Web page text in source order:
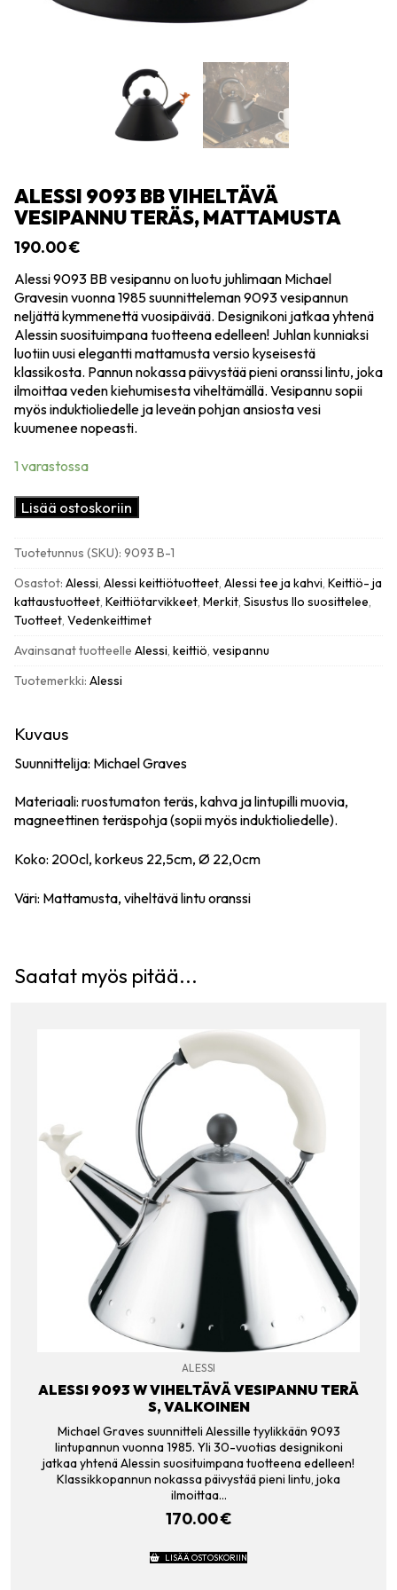
ALESSI 9093 BB VIHELTÄVÄ
VESIPANNU TERÄS, MATTAMUSTA
190.00€
Alessi 9093 BB vesipannu on luotu juhlimaan Michael
Gravesin vuonna 1985 suunnitteleman 9093 vesipannun
neljättä kymmenettä vuosipäivää. Designikoni jatkaa yhtenä
Alessin suosituimpana tuotteena edelleen! Juhlan kunniaksi
luotiin uusi elegantti mattamusta versio kyseisestä
klassikosta. Pannun nokassa päivystää pieni oranssi lintu, joka
ilmoittaa veden kiehumisesta viheltämällä. Vesipannu sopii
myös induktioliedelle ja leveän pohjan ansiosta vesi
kuumenee nopeasti.
1 varastossa
Alessi
9093
viheltävä
vesipannu
teräs,
mattamusta
Lisää ostoskoriin
Tuotetunnus (SKU): 9093 B-1
Osastot: Alessi, Alessi keittiötuotteet, Alessi tee ja kahvi, Keittiö- ja
kattaustuotteet, Keittiötarvikkeet, Merkit, Sisustus Ilo suosittelee,
Tuotteet, Vedenkeittimet
Avainsanat tuotteelle Alessi, keittiö, vesipannu
Tuotemerkki: Alessi
Kuvaus
Suunnittelija: Michael Graves
Materiaali: ruostumaton teräs, kahva ja lintupilli muovia,
magneettinen teräspohja (sopii myös induktioliedelle).
Koko: 200cl, korkeus 22,5cm, Ø 22,0cm
Väri: Mattamusta, viheltävä lintu oranssi
Saatat myös pitää...
ALESSI
ALESSI 9093 W VIHELTÄVÄ VESIPANNU TERÄ
S, VALKOINEN
Michael Graves suunnitteli Alessille tyylikkään 9093
lintupannun vuonna 1985. Yli 30-vuotias designikoni
jatkaa yhtenä Alessin suosituimpana tuotteena edelleen!
Klassikkopannun nokassa päivystää pieni lintu, joka
ilmoittaa…
170.00€
LISÄÄ OSTOSKORIIN